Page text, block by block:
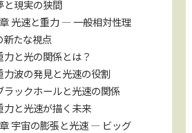
と現実の狭間
光速と重力 — 一般相対性理
新たな視点
力と光の関係とは？
力波の発見と光速の役割
ラックホールと光速の関係
力と光速が描く未来
宇宙の膨張と光速 — ビッグ